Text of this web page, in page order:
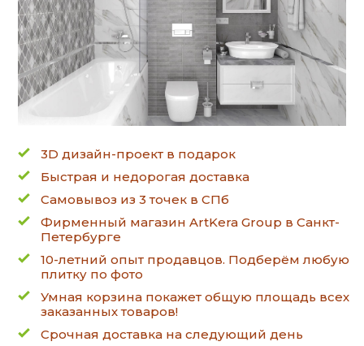
3D дизайн-проект в подарок
Быстрая и недорогая доставка
Самовывоз из 3 точек в СПб
Фирменный магазин ArtKera Group в Санкт-
Петербурге
10-летний опыт продавцов. Подберём любую
плитку по фото
Умная корзина покажет общую площадь всех
заказанных товаров!
Срочная доставка на следующий день